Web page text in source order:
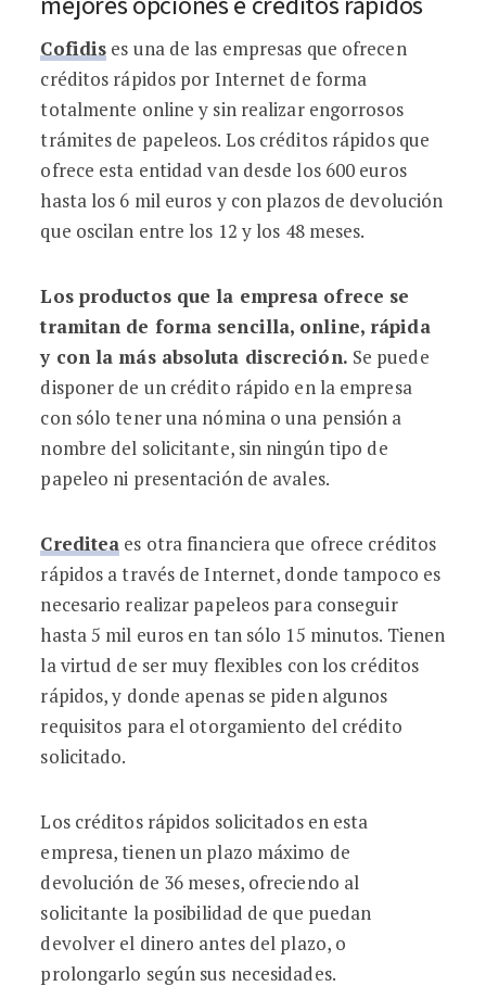
Cofidis es una de las empresas que ofrecen
créditos rápidos por Internet de forma
totalmente online y sin realizar engorrosos
trámites de papeleos. Los créditos rápidos que
ofrece esta entidad van desde los 600 euros
hasta los 6 mil euros y con plazos de devolución
que oscilan entre los 12 y los 48 meses.
Los productos que la empresa ofrece se
tramitan de forma sencilla, online, rápida
y con la más absoluta discreción. Se puede
disponer de un crédito rápido en la empresa
con sólo tener una nómina o una pensión a
nombre del solicitante, sin ningún tipo de
papeleo ni presentación de avales.
Creditea es otra financiera que ofrece créditos
rápidos a través de Internet, donde tampoco es
necesario realizar papeleos para conseguir
hasta 5 mil euros en tan sólo 15 minutos. Tienen
la virtud de ser muy flexibles con los créditos
rápidos, y donde apenas se piden algunos
requisitos para el otorgamiento del crédito
solicitado.
Los créditos rápidos solicitados en esta
empresa, tienen un plazo máximo de
devolución de 36 meses, ofreciendo al
solicitante la posibilidad de que puedan
devolver el dinero antes del plazo, o
prolongarlo según sus necesidades.